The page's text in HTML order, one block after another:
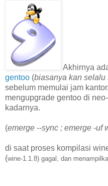
Akhirnya
gentoo (biasanya kan selalu
sebelum memulai jam
mengupgrade gentoo di
kadarnya.
(emerge --sync ; emerge -uf
di saat proses kompilasi
(wine-1.1.8) gagal, dan